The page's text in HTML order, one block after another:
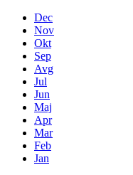
Dec
Nov
Okt
Sep
Avg
Jul
Jun
Maj
Apr
Mar
Feb
Jan